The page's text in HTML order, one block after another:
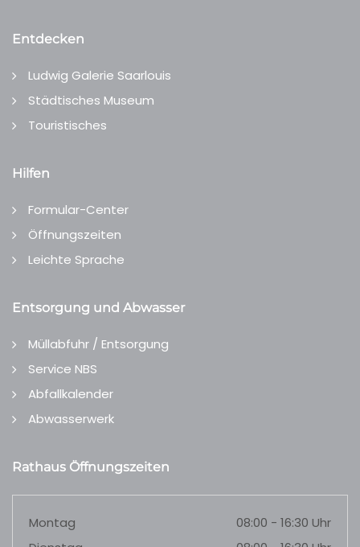
Entdecken
Ludwig Galerie Saarlouis
Städtisches Museum
Touristisches
Hilfen
Formular-Center
Öffnungszeiten
Leichte Sprache
Entsorgung und Abwasser
Müllabfuhr / Entsorgung
Service NBS
Abfallkalender
Abwasserwerk
Rathaus Öffnungszeiten
Montag
08:00 - 16:30 Uhr